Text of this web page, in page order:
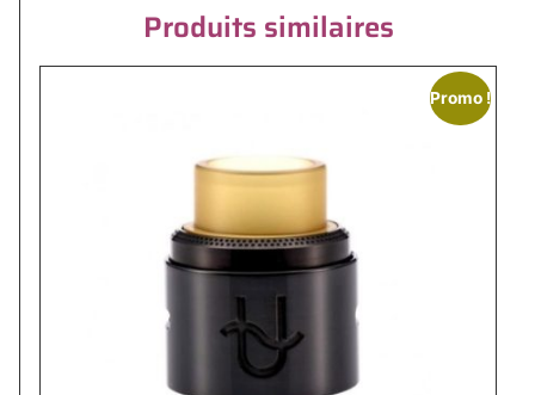
Produits similaires
Promo !